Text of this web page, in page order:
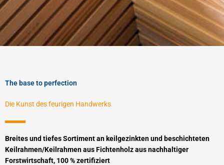
The base to perfection
Die Kunst des feurigen Handwerks
Breites und tiefes Sortiment an keilgezinkten und beschichteten
Keilrahmen/Keilrahmen aus Fichtenholz aus nachhaltiger
Forstwirtschaft, 100 % zertifiziert